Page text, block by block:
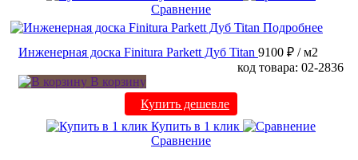
Сравнение
Подробнее
Инженерная доска Finitura Parkett Дуб Titan 9100 ₽ / м2
код товара: 02-2836
В корзину
Купить дешевле
Купить в 1 клик
Сравнение